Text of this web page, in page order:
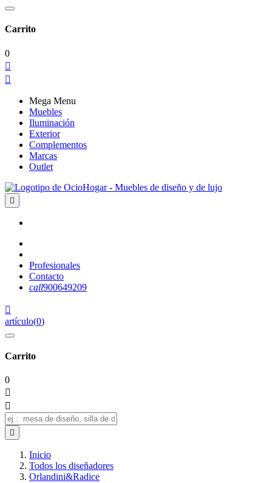
Carrito
0


Mega Menu
Muebles
Iluminación
Exterior
Complementos
Marcas
Outlet

Profesionales
Contacto
call900649209

artículo(0)
Carrito
0



Inicio
Todos los diseñadores
Orlandini&Radice